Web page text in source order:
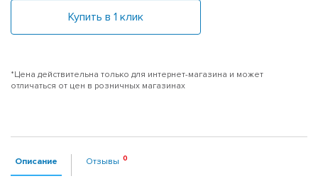
Купить в 1 клик
*Цена действительна только для интернет-магазина и может
отличаться от цен в розничных магазинах
Описание Отзывы